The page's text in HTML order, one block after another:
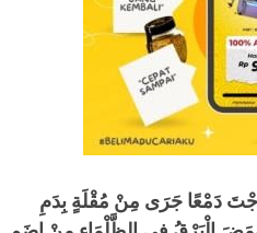
دَمْعًا جَرَى مِنْ مُقْلَةٍ بِدَمِ